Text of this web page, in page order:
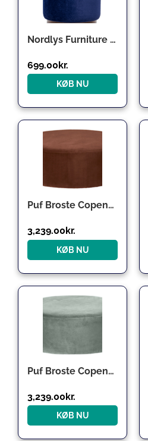
Nordlys Furniture Soka puf skammel fløjl blå Ø35 x H42 cm
699.00kr.
KØB NU
Puf Broste Copenhagen Wind brun velour Ø82 Ã H30 cm
3,239.00 kr.
KØB NU
Puf Broste Copenhagen Wind Ø82 x H30 cm grøn velour
3,239.00kr.
KØB NU